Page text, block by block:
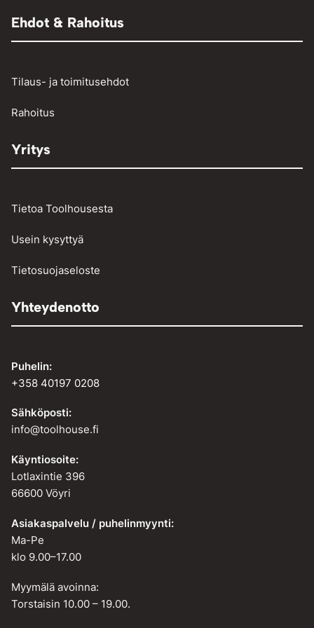
Osienpesu
Vinssit ja taljat
Henkilö- ja pakettiautojen vikakoodinlukijat
Ehdot & Rahoitus
Tilaus- ja toimitusehdot
Rahoitus
Yritys
Tietoa Toolhousesta
Usein kysyttyä
Tietosuojaseloste
Yhteydenotto
Puhelin:
+358 40197 0208
Sähköposti:
info@toolhouse.fi
Käyntiosoite:
Lotlaxintie 396
66600 Vöyri
Asiakaspalvelu / puhelinmyynti:
Ma-Pe
klo 9.00–17.00
Myymälä avoinna:
Torstaisin 10.00 – 19.00.